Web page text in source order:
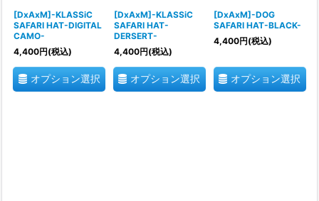
[DxAxM]-KLASSiC
SAFARI HAT-DIGITAL
CAMO-
4,400円(税込)
オプション選択
[DxAxM]-KLASSiC
SAFARI HAT-
DERSERT-
4,400円(税込)
オプション選択
[DxAxM]-DOG
SAFARI HAT-BLACK-
4,400円(税込)
オプション選択